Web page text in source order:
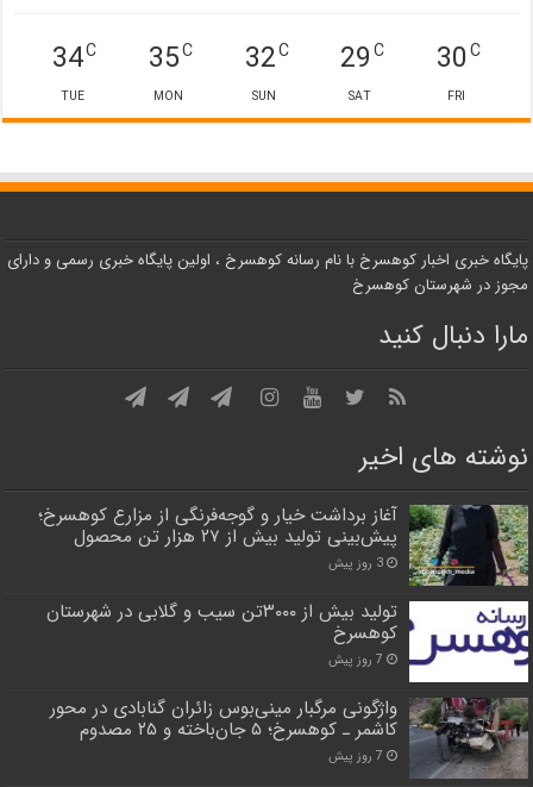
30C
FRI
29C
SAT
32C
SUN
35C
MON
34C
TUE
پایگاه خبری اخبار کوهسرخ با نام رسانه کوهسرخ ، اولین پایگاه خبری رسمی و دارای
مجوز در شهرستان کوهسرخ
مارا دنبال کنید
نوشته های اخیر
آغاز برداشت خیار و گوجه‌فرنگی از مزارع کوهسرخ؛
پیش‌بینی تولید بیش از ۲۷ هزار تن محصول
3 روز پیش
تولید بیش از ۳۰۰۰تن سیب و گلابی در شهرستان
کوهسرخ
7 روز پیش
واژگونی مرگبار مینی‌بوس زائران گنابادی در محور
کاشمر ـ کوهسرخ؛ ۵ جان‌باخته و ۲۵ مصدوم
7 روز پیش